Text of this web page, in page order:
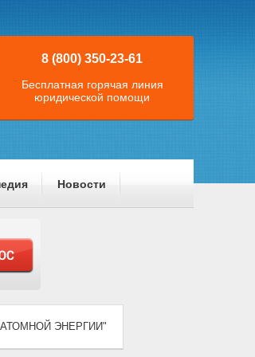
8 (800) 350-23-61
Бесплатная горячая линия
юридической помощи
Новости
АТОМНОЙ ЭНЕРГИИ"